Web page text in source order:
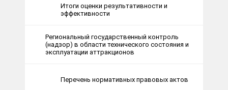
Итоги оценки результативности и
эффективности
Региональный государственный контроль
(надзор) в области технического состояния и
эксплуатации аттракционов
Перечень нормативных правовых актов